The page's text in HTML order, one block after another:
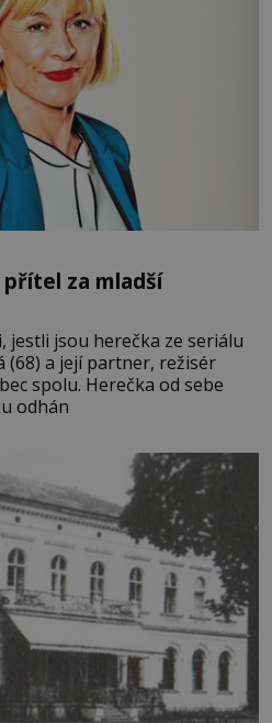
za mladší
jestli jsou herečka ze seriálu
(68) a její partner, režisér
od sebe
odhán